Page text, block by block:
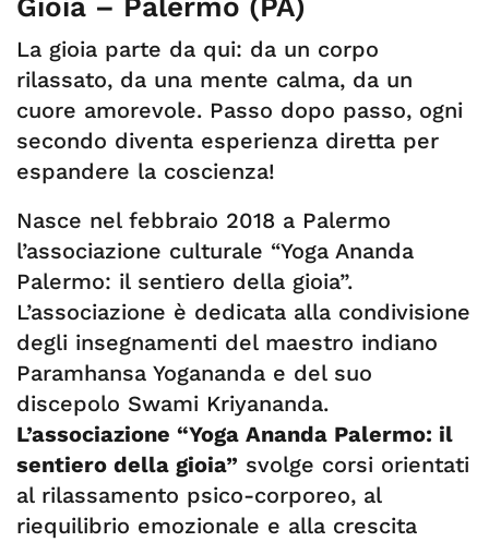
Gioia – Palermo (PA)
La gioia parte da qui: da un corpo
rilassato, da una mente calma, da un
cuore amorevole. Passo dopo passo, ogni
secondo diventa esperienza diretta per
espandere la coscienza!
Nasce nel febbraio 2018 a Palermo
l’associazione culturale “Yoga Ananda
Palermo: il sentiero della gioia”.
L’associazione è dedicata alla condivisione
degli insegnamenti del maestro indiano
Paramhansa Yogananda e del suo
discepolo Swami Kriyananda.
L’associazione “Yoga Ananda Palermo: il
sentiero della gioia” svolge corsi orientati
al rilassamento psico-corporeo, al
riequilibrio emozionale e alla crescita